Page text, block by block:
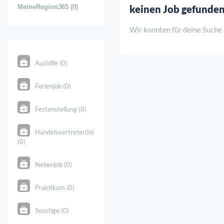
MeineRegion365 (0)
Aushilfe (0)
Ferienjob (0)
Festanstellung (0)
Handelsvertreter(in)
(0)
Nebenjob (0)
Praktikum (0)
Sonstige (0)
keinen Job
Wir konnten für deine